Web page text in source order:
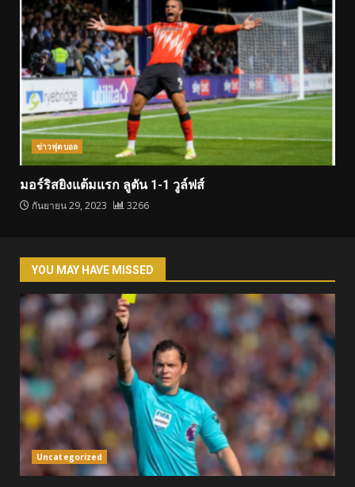
ข่าวฟุตบอล
มอร์ริสยิงแต้มแรก ลูตัน 1-1 วูล์ฟส์
กันยายน 29, 2023 3266
YOU MAY HAVE MISSED
Uncategorized